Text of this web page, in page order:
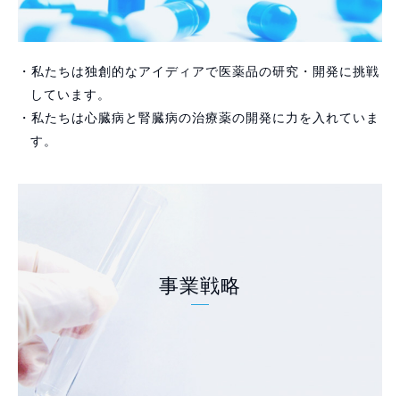
・私たちは独創的なアイディアで医薬品の研究・開発に挑戦
しています。
・私たちは心臓病と腎臓病の治療薬の開発に力を入れていま
す。
事業戦略